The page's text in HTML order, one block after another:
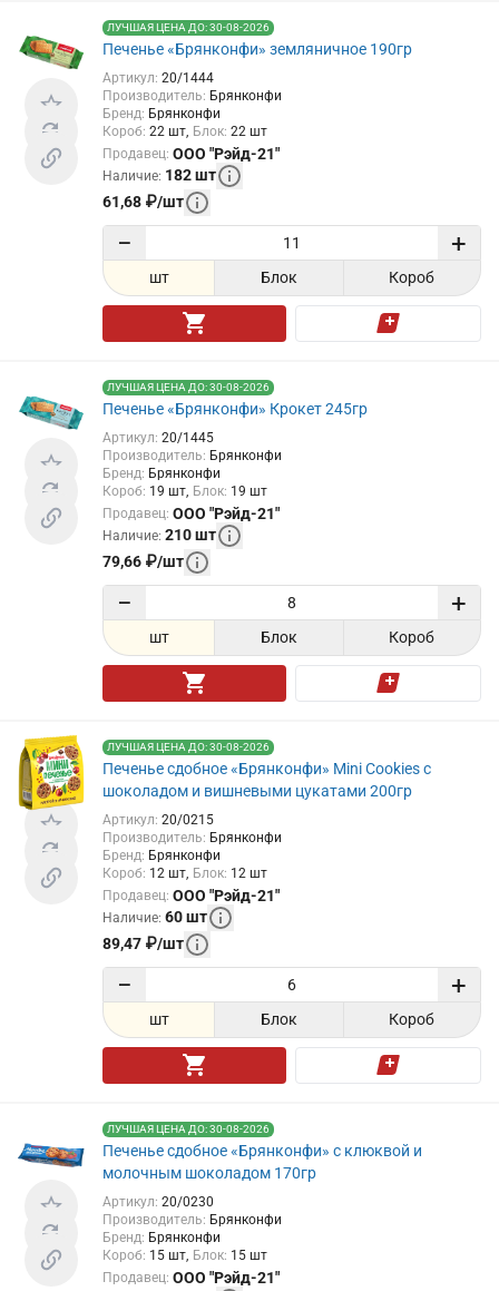
ЛУЧШАЯ ЦЕНА ДО: 30-08-2026
Печенье «Брянконфи» земляничное 190гр
Артикул: 20/1444
Производитель: Брянконфи
Бренд: Брянконфи
Короб: 22 шт Блок: 22 шт
Продавец: ООО "Рэйд-21"
Наличие: 182шт
61,68 ₽/шт
− +
шт Блок Короб
ЛУЧШАЯ ЦЕНА ДО: 30-08-2026
Печенье «Брянконфи» Крокет 245гр
Артикул: 20/1445
Производитель: Брянконфи
Бренд: Брянконфи
Короб: 19 шт Блок: 19 шт
Продавец: ООО "Рэйд-21"
Наличие: 210шт
79,66 ₽/шт
− +
шт Блок Короб
ЛУЧШАЯ ЦЕНА ДО: 30-08-2026
Печенье сдобное «Брянконфи» Mini Cookies с
шоколадом и вишневыми цукатами 200гр
Артикул: 20/0215
Производитель: Брянконфи
Бренд: Брянконфи
Короб: 12 шт Блок: 12 шт
Продавец: ООО "Рэйд-21"
Наличие: 60шт
89,47 ₽/шт
− +
шт Блок Короб
ЛУЧШАЯ ЦЕНА ДО: 30-08-2026
Печенье сдобное «Брянконфи» с клюквой и
молочным шоколадом 170гр
Артикул: 20/0230
Производитель: Брянконфи
Бренд: Брянконфи
Короб: 15 шт Блок: 15 шт
Продавец: ООО "Рэйд-21"